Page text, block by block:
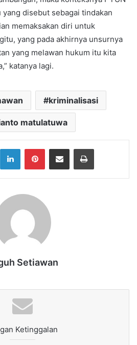
yang disebut sebagai tindakan
memaksakan diri untuk
yang pada akhirnya unsurnya
yang melawan hukum itu kita
katanya lagi.
kriminalisasi
matulatuwa
LinkedInPinterestShare via Email Print
Setiawan
Ketinggalan